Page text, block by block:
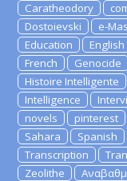
Caratheodory
Dostoievski
e-
Education
English
French
Genocide
Histoire Intelligente
Intelligence
novels
pinterest
Sahara
Spanish
Transcription
Zeolithe